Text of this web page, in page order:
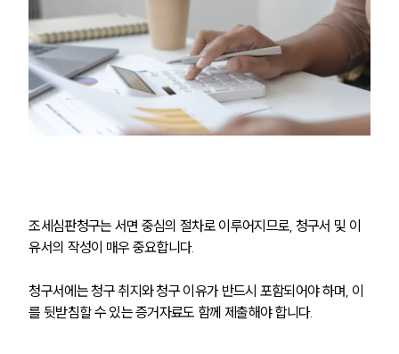
조세심판청구는 서면 중심의 절차로 이루어지므로, 청구서 및 이
유서의 작성이 매우 중요합니다.
청구서에는 청구 취지와 청구 이유가 반드시 포함되어야 하며, 이
를 뒷받침할 수 있는 증거자료도 함께 제출해야 합니다.